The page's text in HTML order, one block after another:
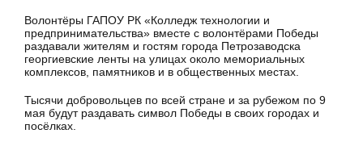
Волонтёры ГАПОУ РК «Колледж технологии и
предпринимательства» вместе с волонтёрами Победы
раздавали жителям и гостям города Петрозаводска
георгиевские ленты на улицах около мемориальных
комплексов, памятников и в общественных местах.
Тысячи добровольцев по всей стране и за рубежом по 9
мая будут раздавать символ Победы в своих городах и
посёлках.